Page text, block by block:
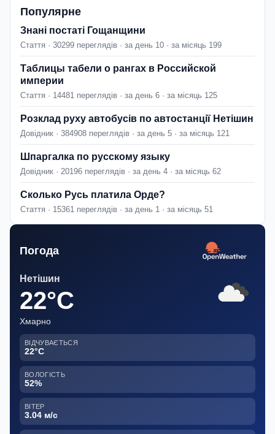
Популярне
Знані постаті Гощанщини
Стаття · 30299 переглядів · за день 10 · за місяць 199
Таблицы табели о рангах в Российской
империи
Стаття · 14481 переглядів · за день 6 · за місяць 125
Розклад руху автобусів по автостанції Нетішин
Довідник · 384908 переглядів · за день 5 · за місяць 121
Шпаргалка по русскому языку
Довідник · 20196 переглядів · за день 4 · за місяць 62
Сколько Русь платила Орде?
Стаття · 15361 переглядів · за день 1 · за місяць 51
Погода
Нетішин
22°C
Хмарно
ВІДЧУВАЄТЬСЯ
22°C
ВОЛОГІСТЬ
52%
ВІТЕР
3.04 м/с